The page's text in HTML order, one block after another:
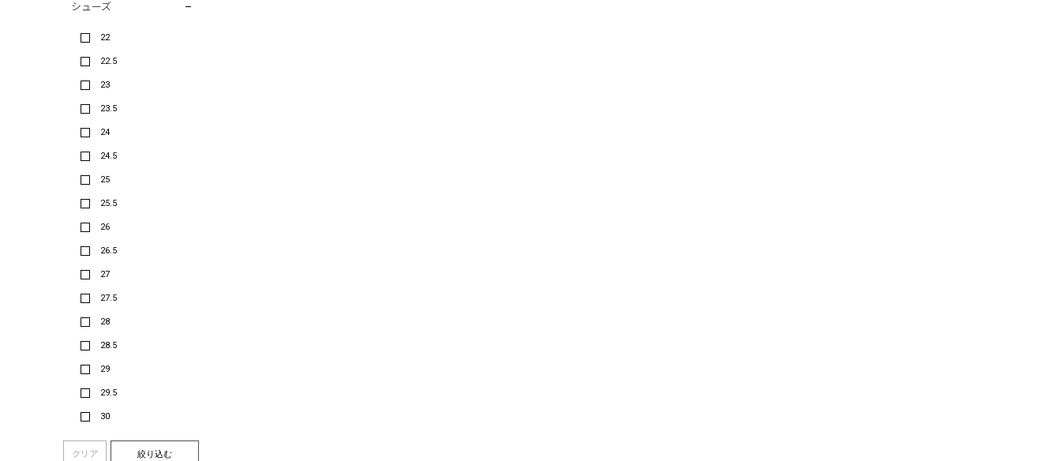
シューズ
22
22.5
23
23.5
24
24.5
25
25.5
26
26.5
27
27.5
28
28.5
29
29.5
30
クリア 絞り込む